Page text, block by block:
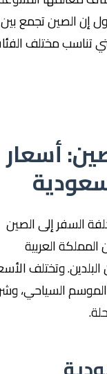
الصين تجمع بين
مختلف الفئات
أسعار
إلى الصين
العربية
وتختلف الأسعار
السياحي، وشركة